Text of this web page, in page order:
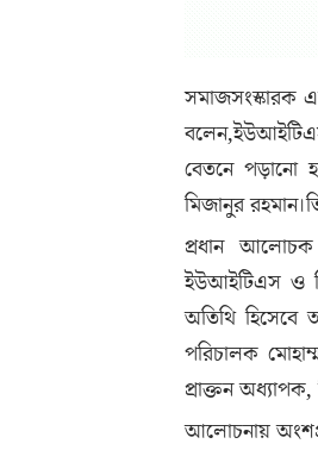
সমাজসংস্কারক
বলেন,ইউআইটিএস
বেতনে পড়ানো
মিজানুর
প্রধান আলোচক
ইউআইটিএস ও
অতিথি হিসেবে
পরিচালক
প্রাক্তন
আলোচনায়